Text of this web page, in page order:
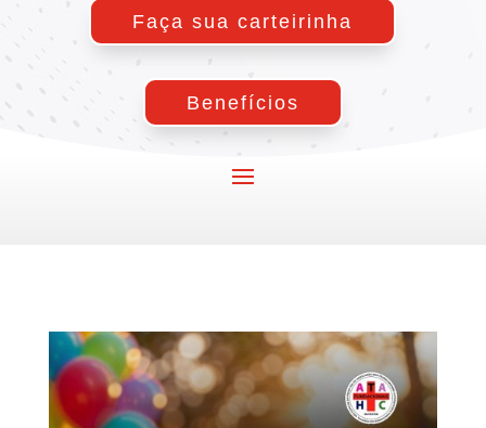
Faça sua carteirinha
Benefícios